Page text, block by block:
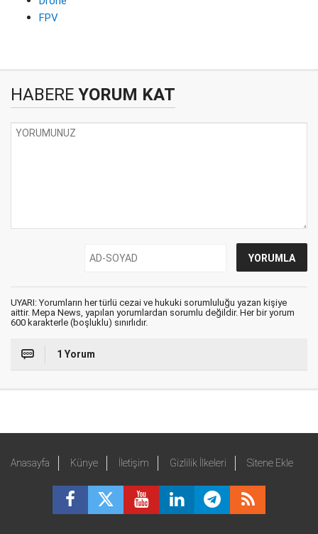
FPV
HABERE YORUM KAT
UYARI: Yorumların her türlü cezai ve hukuki sorumluluğu yazan kişiye
aittir. Mepa News, yapılan yorumlardan sorumlu değildir. Her bir yorum
600 karakterle (boşluklu) sınırlıdır.
1 Yorum
Anasayfa Künye İletişim Gizlilik İlkeleri Sitene Ekle